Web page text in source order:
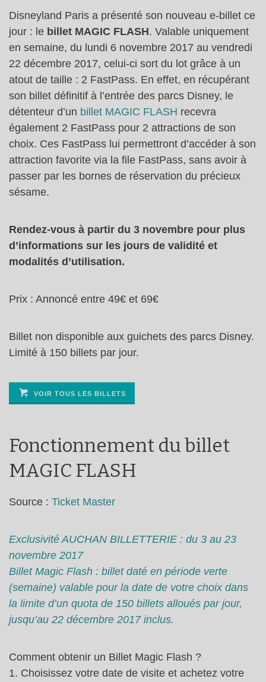
Disneyland Paris a présenté son nouveau e-billet ce
jour : le billet MAGIC FLASH. Valable uniquement
en semaine, du lundi 6 novembre 2017 au vendredi
22 décembre 2017, celui-ci sort du lot grâce à un
atout de taille : 2 FastPass. En effet, en récupérant
son billet définitif à l’entrée des parcs Disney, le
détenteur d’un billet MAGIC FLASH recevra
également 2 FastPass pour 2 attractions de son
choix. Ces FastPass lui permettront d’accéder à son
attraction favorite via la file FastPass, sans avoir à
passer par les bornes de réservation du précieux
sésame.
Rendez-vous à partir du 3 novembre pour plus
d’informations sur les jours de validité et
modalités d’utilisation.
Prix : Annoncé entre 49€ et 69€
Billet non disponible aux guichets des parcs Disney.
Limité à 150 billets par jour.
VOIR TOUS LES BILLETS
Fonctionnement du billet
MAGIC FLASH
Source : Ticket Master
Exclusivité AUCHAN BILLETTERIE : du 3 au 23
novembre 2017
Billet Magic Flash : billet daté en période verte
(semaine) valable pour la date de votre choix dans
la limite d’un quota de 150 billets alloués par jour,
jusqu’au 22 décembre 2017 inclus.
Comment obtenir un Billet Magic Flash ?
1. Choisissez votre date de visite et achetez votre